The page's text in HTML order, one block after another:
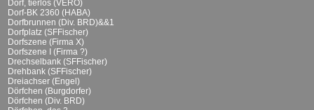
Dorf, tierlos (VERO)
Dorf-BK 2360 (HABA)
Dorfbrunnen (Div. BRD)&&1
Dorfplatz (SFFischer)
Dorfszene (Firma X)
Dorfszene I (Firma ?)
Drechselbank (SFFischer)
Drehbank (SFFischer)
Dreiachser (Engel)
Dörfchen (Burgdorfer)
Dörfchen (Div. BRD)